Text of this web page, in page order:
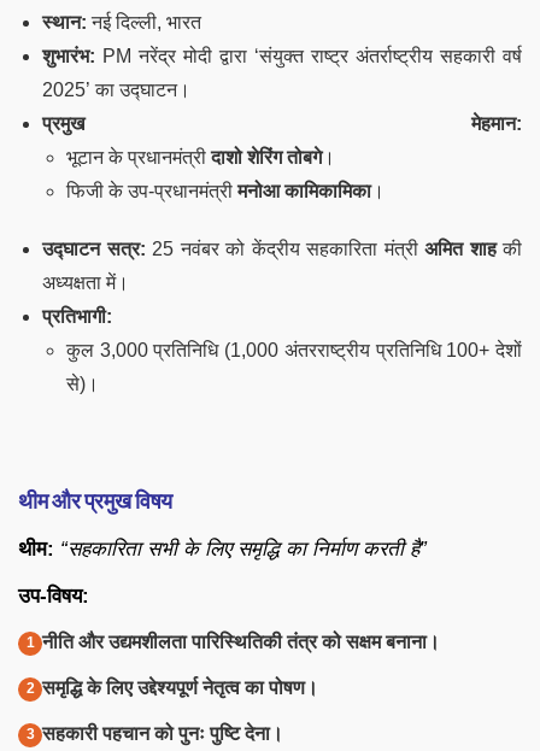
स्थान: नई दिल्ली, भारत
शुभारंभ: PM नरेंद्र मोदी द्वारा ‘संयुक्त राष्ट्र अंतर्राष्ट्रीय सहकारी वर्ष
2025’ का उद्घाटन।
प्रमुख मेहमान:
भूटान के प्रधानमंत्रीदाशो शेरिंग तोबगे।
फिजी के उप-प्रधानमंत्रीमनोआ कामिकामिका।
उद्घाटन सत्र: 25 नवंबर को केंद्रीय सहकारिता मंत्री अमित शाहकी
अध्यक्षता में।
प्रतिभागी:
कुल 3,000 प्रतिनिधि (1,000 अंतरराष्ट्रीय प्रतिनिधि 100+ देशों
से)।
थीम और प्रमुख विषय
थीम: “सहकारिता सभी के लिए समृद्धि का निर्माण करती है”
उप-विषय:
नीति और उद्यमशीलता पारिस्थितिकी तंत्र को सक्षम बनाना।
समृद्धि के लिए उद्देश्यपूर्ण नेतृत्व का पोषण।
सहकारी पहचान को पुनः पुष्टि देना।